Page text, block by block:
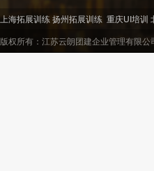
上海拓展训练 扬州拓展训练 重庆UI培训
版权所有：江苏云朗团建企业管理有限